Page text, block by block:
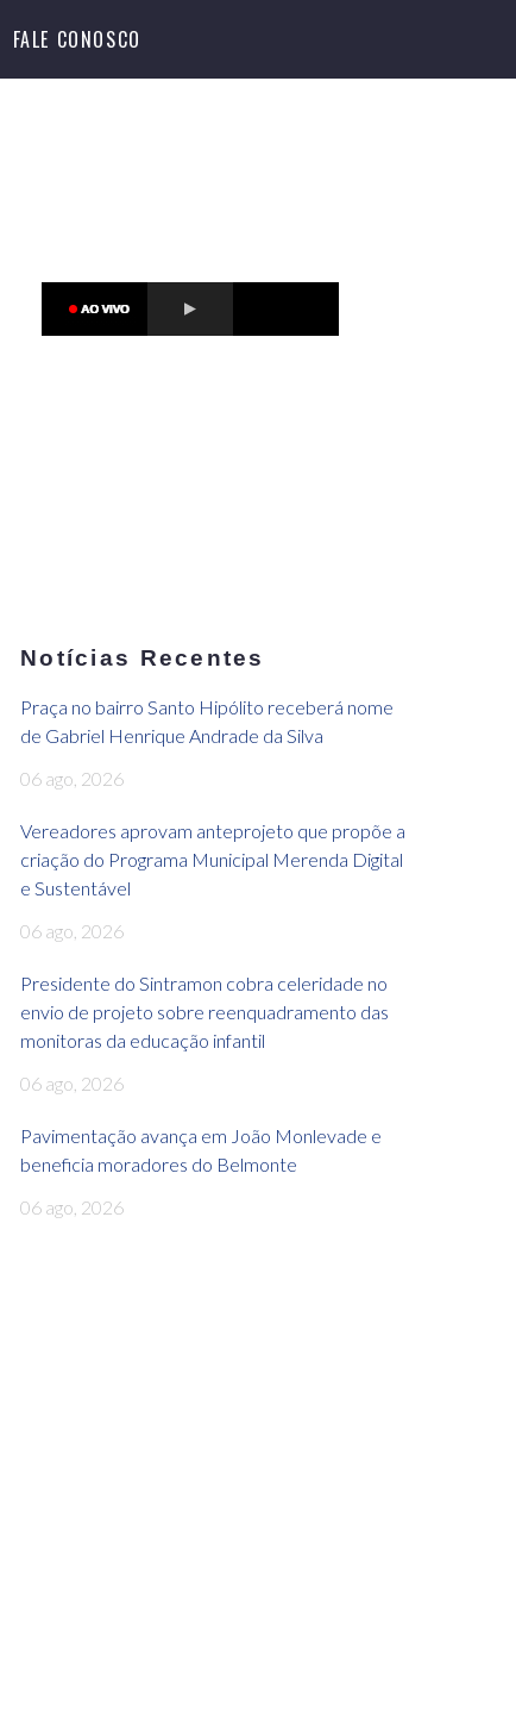
FALE CONOSCO
Notícias Recentes
Praça no bairro Santo Hipólito receberá nome
de Gabriel Henrique Andrade da Silva
06 ago, 2026
Vereadores aprovam anteprojeto que propõe a
criação do Programa Municipal Merenda Digital
e Sustentável
06 ago, 2026
Presidente do Sintramon cobra celeridade no
envio de projeto sobre reenquadramento das
monitoras da educação infantil
06 ago, 2026
Pavimentação avança em João Monlevade e
beneficia moradores do Belmonte
06 ago, 2026